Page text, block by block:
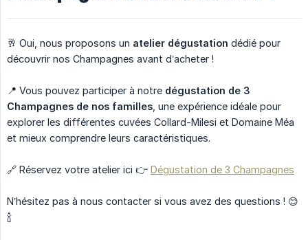
🥂 Oui, nous proposons un atelier dégustation dédié pour
découvrir nos Champagnes avant d’acheter !
📍 Vous pouvez participer à notre dégustation de 3
Champagnes de nos familles , une expérience idéale pour
explorer les différentes cuvées Collard-Milesi et Domaine Méa
et mieux comprendre leurs caractéristiques.
🔗 Réservez votre atelier ici 👉 Dégustation de 3 Champagnes
N’hésitez pas à nous contacter si vous avez des questions ! 😊
🍾